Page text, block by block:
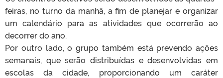
feiras, no turno da manhã, a fim de planejar e organizar
um calendário para as atividades que ocorrerão ao
decorrer do ano.
Por outro lado, o grupo também está prevendo ações
semanais, que serão distribuídas e desenvolvidas em
escolas da cidade, proporcionando um caráter